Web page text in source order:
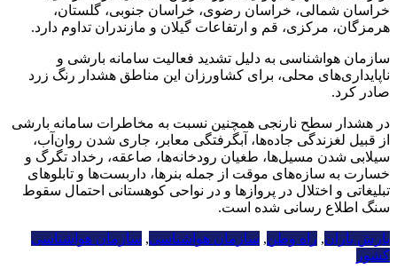
خراسان شمالی، خراسان رضوی، خراسان جنوبی، گلستان،
هرمزگان، مرکزی، قم و ارتفاعات گیلان و مازندران تداوم دارد.
سازمان هواشناسی به دلیل تشدید فعالیت سامانه بارشی و
ناپایداری‌های محلی، برای کشاورزان این مناطق هشدار رنگ زرد
صادر کرد.
در هشدار سطح نارنجی همچنین نسبت به مخاطرات سامانه بارشی
از قبیل لغزندگی جاده‌ها، آبگرفتگی معابر، جاری شدن روان‌آب،
سیلابی شدن مسیل‌ها، طغیان رودخانه‌ها، صاعقه، رخداد تگرگ و
خسارت به سازه‌های موقت از جمله بنرها، داربست‌ها و تابلوهای
تبلیغاتی و اختلال در پروازها و در نواحی کوهستانی احتمال سقوط
سنگ اطلاع رسانی شده است.
بارش باران, راه وطن, سازمان هواشناسی, سازمان هواشناسی
کشور